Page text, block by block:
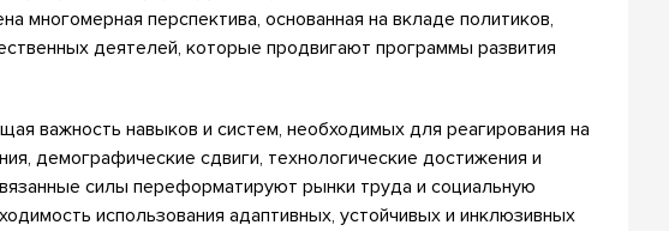
многомерная перспектива, основанная на вкладе политиков,
деятелей, которые продвигают программы развития
важность навыков и систем, необходимых для реагирования на
демографические сдвиги, технологические достижения и
силы переформатируют рынки труда и социальную
использования адаптивных, устойчивых и инклюзивных